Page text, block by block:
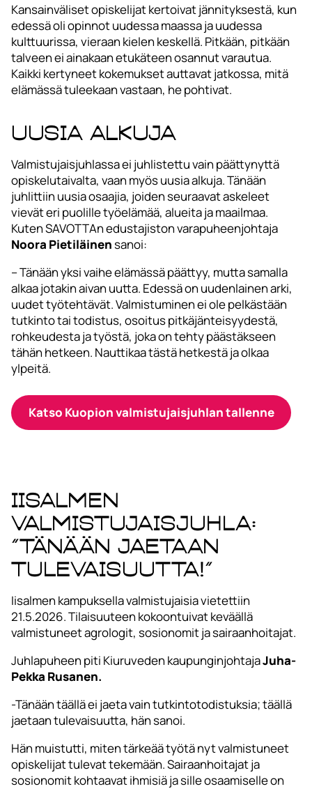
Kansainväliset opiskelijat kertoivat jännityksestä, kun
edessä oli opinnot uudessa maassa ja uudessa
kulttuurissa, vieraan kielen keskellä. Pitkään, pitkään
talveen ei ainakaan etukäteen osannut varautua.
Kaikki kertyneet kokemukset auttavat jatkossa, mitä
elämässä tuleekaan vastaan, he pohtivat.
Uusia alkuja
Valmistujaisjuhlassa ei juhlistettu vain päättynyttä
opiskelutaivalta, vaan myös uusia alkuja. Tänään
juhlittiin uusia osaajia, joiden seuraavat askeleet
vievät eri puolille työelämää, alueita ja maailmaa.
Kuten SAVOTTAn edustajiston varapuheenjohtaja
Noora Pietiläinensanoi:
– Tänään yksi vaihe elämässä päättyy, mutta samalla
alkaa jotakin aivan uutta. Edessä on uudenlainen arki,
uudet työtehtävät. Valmistuminen ei ole pelkästään
tutkinto tai todistus, osoitus pitkäjänteisyydestä,
rohkeudesta ja työstä, joka on tehty päästäkseen
tähän hetkeen. Nauttikaa tästä hetkestä ja olkaa
ylpeitä.
Katso Kuopion valmistujaisjuhlan tallenne
Iisalmen
valmistujaisjuhla:
”Tänään jaetaan
tulevaisuutta!”
Iisalmen kampuksella valmistujaisia vietettiin
21.5.2026. Tilaisuuteen kokoontuivat keväällä
valmistuneet agrologit, sosionomit ja sairaanhoitajat.
Juhlapuheen piti Kiuruveden kaupunginjohtajaJuha-
Pekka Rusanen.
-Tänään täällä ei jaeta vain tutkintotodistuksia; täällä
jaetaan tulevaisuutta, hän sanoi.
Hän muistutti, miten tärkeää työtä nyt valmistuneet
opiskelijat tulevat tekemään. Sairaanhoitajat ja
sosionomit kohtaavat ihmisiä ja sille osaamiselle on